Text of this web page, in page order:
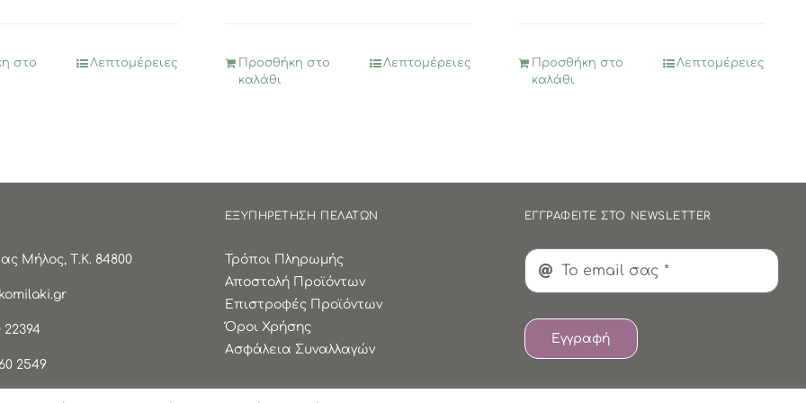
στο
Λεπτομέρειες
Προσθήκη στο
καλάθι
Λεπτομέρειες
Προσθήκη στο
καλάθι
Λεπτομέρειες
Μήλος, Τ.Κ. 84800
22394
2549
ΕΞΥΠΗΡΕΤΗΣΗ ΠΕΛΑΤΩΝ
Τρόποι Πληρωμής
Αποστολή Προϊόντων
Επιστροφές Προϊόντων
Όροι Χρήσης
Ασφάλεια Συναλλαγών
ΕΓΓΡΑΦΕΙΤΕ ΣΤΟ NEWSLETTER
Εγγραφή